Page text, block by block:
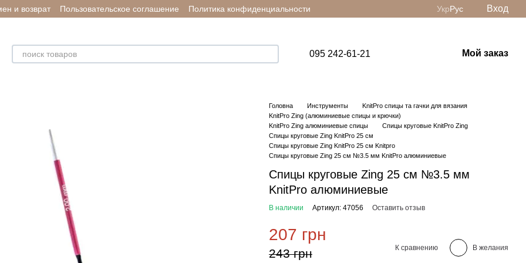
и возврат Пользовательское соглашение
Политика конфиденциальности
УкрРус Вход
095 242-61-21 Мой заказ
Головна Инструменты
KnitPro спицы та гачки для вязания
KnitPro Zing (алюминиевые спицы и крючки)
KnitPro Zing алюминиевые спицы
Спицы круговые KnitPro Zing
Спицы круговые Zing KnitPro 25 см
Спицы круговые Zing KnitPro 25 см Knitpro
Спицы круговые Zing 25 см №3.5 мм KnitPro алюминиевые
Спицы круговые Zing 25 см №3.5 мм
KnitPro алюминиевые
В наличии Артикул: 47056 Оставить отзыв
207 грн
243 грн К сравнению В желания